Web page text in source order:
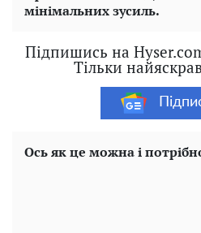
мінімальних зусиль.
Підпишись на
Тільки
Ось як це можна і